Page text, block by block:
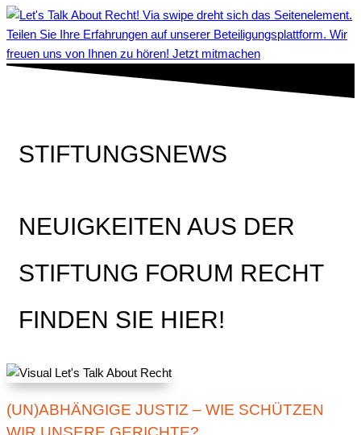
Teilen Sie Ihre Erfahrungen auf unserer Beteiligungsplattform. Wir
freuen uns von Ihnen zu hören! Jetzt mitmachen
STIFTUNGSNEWS
NEUIGKEITEN AUS DER
STIFTUNG FORUM RECHT
FINDEN SIE HIER!
(UN)ABHÄNGIGE JUSTIZ – WIE SCHÜTZEN